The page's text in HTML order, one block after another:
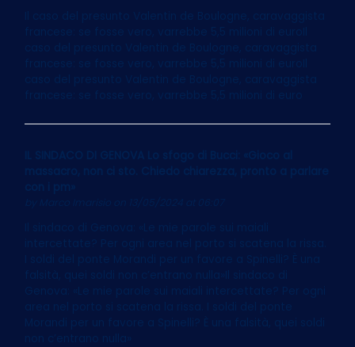
Il caso del presunto Valentin de Boulogne, caravaggista
francese: se fosse vero, varrebbe 5,5 milioni di euroIl
caso del presunto Valentin de Boulogne, caravaggista
francese: se fosse vero, varrebbe 5,5 milioni di euroIl
caso del presunto Valentin de Boulogne, caravaggista
francese: se fosse vero, varrebbe 5,5 milioni di euro
IL SINDACO DI GENOVA Lo sfogo di Bucci: «Gioco al
massacro, non ci sto. Chiedo chiarezza, pronto a parlare
con i pm»
Marco Imarisio on 13/05/2024 at 06:07
Il sindaco di Genova: «Le mie parole sui maiali
intercettate? Per ogni area nel porto si scatena la rissa.
I soldi del ponte Morandi per un favore a Spinelli? È una
falsità, quei soldi non c’entrano nulla»Il sindaco di
Genova: «Le mie parole sui maiali intercettate? Per ogni
area nel porto si scatena la rissa. I soldi del ponte
Morandi per un favore a Spinelli? È una falsità, quei soldi
non c’entrano nulla»